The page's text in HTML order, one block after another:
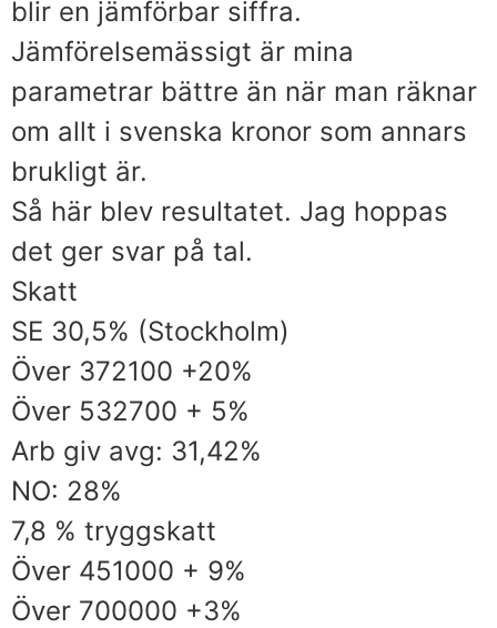
blir en jämförbar siffra.
Jämförelsemässigt är mina
parametrar bättre än när man räknar
om allt i svenska kronor som annars
brukligt är.
Så här blev resultatet. Jag hoppas
det ger svar på tal.
Skatt
SE 30,5% (Stockholm)
Över 372100 +20%
Över 532700 + 5%
Arb giv avg: 31,42%
NO: 28%
7,8 % tryggskatt
Över 451000 + 9%
Över 700000 +3%